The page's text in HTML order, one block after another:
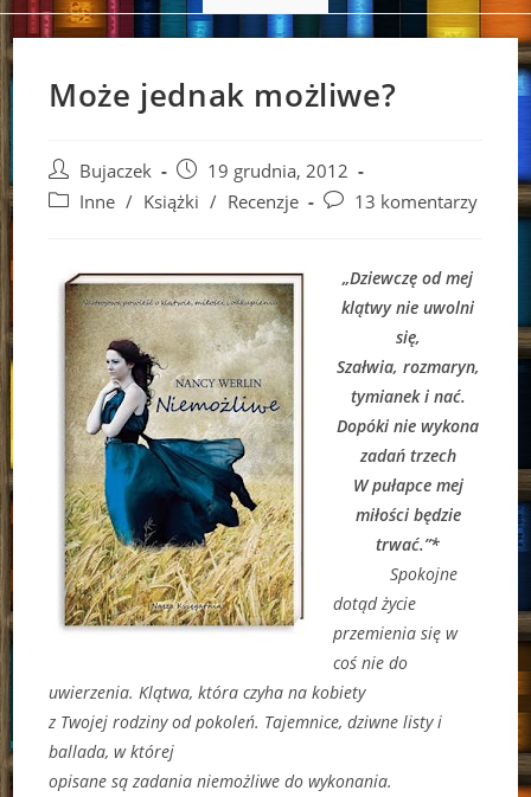
Może jednak możliwe?
Post
author:
Bujaczek
Post
published:
19 grudnia, 2012
PostInne / Książki / Recenzje
Post13 komentarzy
„Dziewczę od mej
klątwy nie uwolni
się,
Szałwia, rozmaryn,
tymianek i nać.
Dopóki nie wykona
zadań trzech
W pułapce mej
miłości będzie
trwać.”*
Spokojne
dotąd życie
przemienia się w
coś nie do
uwierzenia. Klątwa, która czyha na kobiety
z Twojej rodziny od pokoleń. Tajemnice, dziwne listy i
ballada, w której
opisane są zadania niemożliwe do wykonania.